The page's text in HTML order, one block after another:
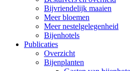
Bijvriendelijk maaien
Meer bloemen
Meer nestelgelegenheid
Bijenhotels
Publicaties
Overzicht
Bijenplanten